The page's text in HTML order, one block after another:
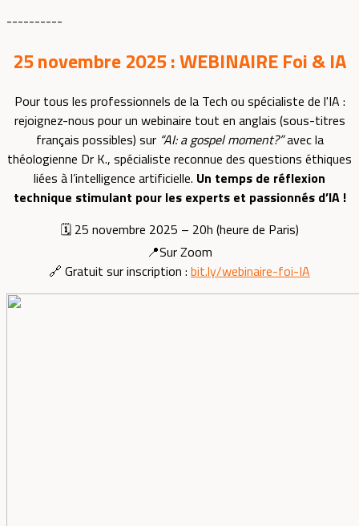
----------
25 novembre 2025 : WEBINAIRE Foi & IA
Pour tous les professionnels de la Tech ou spécialiste de l'IA :
rejoignez-nous pour un webinaire tout en anglais (sous-titres
français possibles) sur “AI: a gospel moment?”avec la
théologienne Dr K., spécialiste reconnue des questions éthiques
liées à l’intelligence artificielle. Un temps de réflexion
technique stimulant pour les experts et passionnés d’IA !
🗓️ 25 novembre 2025 – 20h (heure de Paris)
📍Sur Zoom
🔗 Gratuit sur inscription : bit.ly/webinaire-foi-IA